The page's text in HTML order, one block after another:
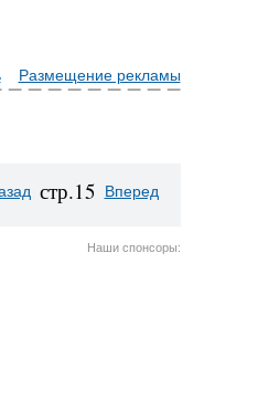
Размещение рекламы
стр.15 Вперед
Наши спонсоры: